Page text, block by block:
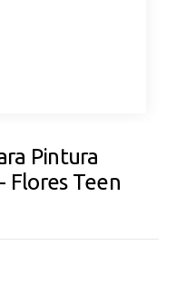
Pintura
Flores Teen